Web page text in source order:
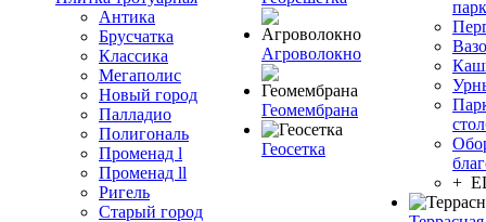
Антика
Брусчатка
Классика
Мегаполис
Новый город
Палладио
Полигональ
Променад l
Променад ll
Ригель
Старый город
Агроволокно
Геомембрана
Геосетка
+